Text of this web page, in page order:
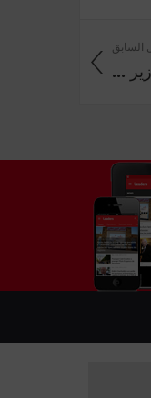
السابق
...